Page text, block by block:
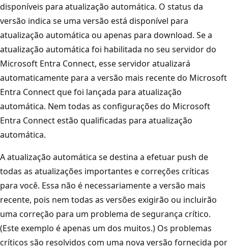
disponíveis para atualização automática. O status da
versão indica se uma versão está disponível para
atualização automática ou apenas para download. Se a
atualização automática foi habilitada no seu servidor do
Microsoft Entra Connect, esse servidor atualizará
automaticamente para a versão mais recente do Microsoft
Entra Connect que foi lançada para atualização
automática. Nem todas as configurações do Microsoft
Entra Connect estão qualificadas para atualização
automática.
A atualização automática se destina a efetuar push de
todas as atualizações importantes e correções críticas
para você. Essa não é necessariamente a versão mais
recente, pois nem todas as versões exigirão ou incluirão
uma correção para um problema de segurança crítico.
(Este exemplo é apenas um dos muitos.) Os problemas
críticos são resolvidos com uma nova versão fornecida por